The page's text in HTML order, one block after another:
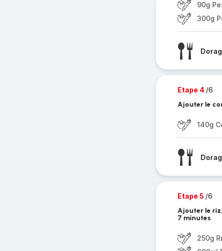
90g
300g
Etape 4 /6
Ajouter le
140g
Etape 5 /6
Ajouter le
7 minutes
250g